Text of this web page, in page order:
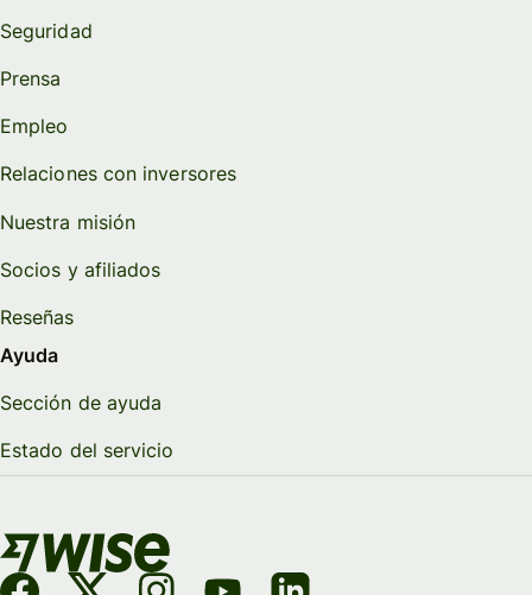
Seguridad
Prensa
Empleo
Relaciones con inversores
Nuestra misión
Socios y afiliados
Reseñas
Ayuda
Sección de ayuda
Estado del servicio